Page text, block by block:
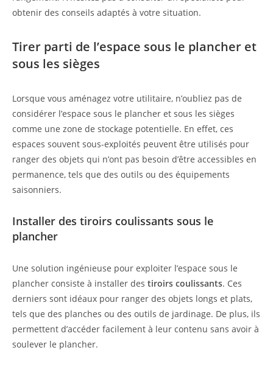
obtenir des conseils adaptés à votre situation.
Tirer parti de l’espace sous le plancher et
sous les sièges
Lorsque vous aménagez votre utilitaire, n’oubliez pas de
considérer l’espace sous le plancher et sous les sièges
comme une zone de stockage potentielle. En effet, ces
espaces souvent sous-exploités peuvent être utilisés pour
ranger des objets qui n’ont pas besoin d’être accessibles en
permanence, tels que des outils ou des équipements
saisonniers.
Installer des tiroirs coulissants sous le
plancher
Une solution ingénieuse pour exploiter l’espace sous le
plancher consiste à installer des tiroirs coulissants. Ces
derniers sont idéaux pour ranger des objets longs et plats,
tels que des planches ou des outils de jardinage. De plus, ils
permettent d’accéder facilement à leur contenu sans avoir à
soulever le plancher.